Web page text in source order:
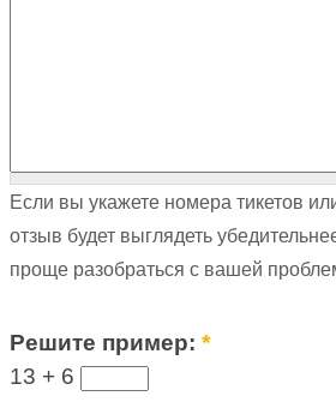
Если вы укажете номера тикетов
отзыв будет выглядеть
проще разобраться с вашей
Решите пример:*
13 + 6